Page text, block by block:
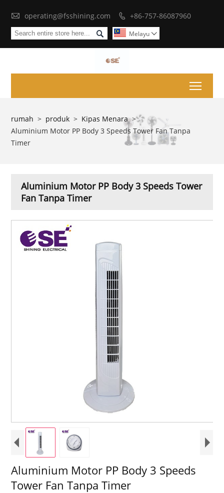
 operating@fsshining.com  +86-757-86087960
 Melayu 
rumah > produk > Kipas Menara >
Aluminium Motor PP Body 3 Speeds Tower Fan Tanpa
Timer
Aluminium Motor PP Body 3 Speeds Tower
Fan Tanpa Timer
Aluminium Motor PP Body 3 Speeds
Tower Fan Tanpa Timer